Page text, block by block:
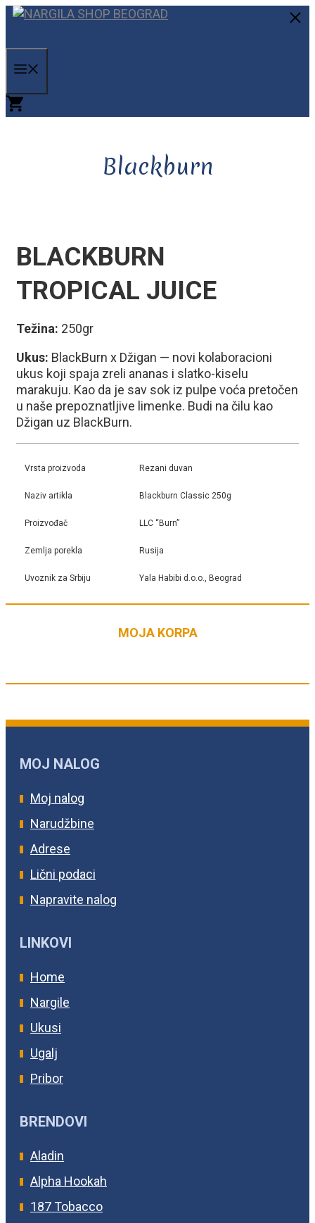
Skip
content
Blackburn
BLACKBURN
TROPICAL JUICE
Težina: 250gr
Ukus: BlackBurn x Džigan — novi kolaboracioni
ukus koji spaja zreli ananas i slatko-kiselu
marakuju. Kao da je sav sok iz pulpe voća pretočen
u naše prepoznatljive limenke. Budi na čilu kao
Džigan uz BlackBurn.
Vrsta proizvoda Rezani duvan
Naziv artikla Blackburn Classic 250g
Proizvođač LLC “Burn”
Zemlja porekla Rusija
Uvoznik za Srbiju Yala Habibi d.o.o., Beograd
MOJA KORPA
MOJ NALOG
Moj nalog
Narudžbine
Adrese
Lični podaci
Napravite nalog
LINKOVI
Home
Nargile
Ukusi
Ugalj
Pribor
BRENDOVI
Aladin
Alpha Hookah
187 Tobacco